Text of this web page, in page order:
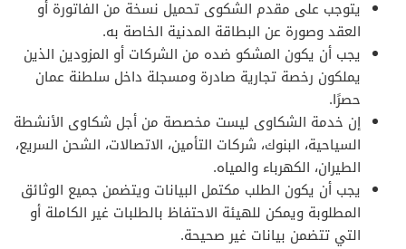
يتوجب على مقدم الشكوى تحميل نسخة من الفاتورة أو
العقد وصورة عن البطاقة المدنية الخاصة به.
يجب أن يكون المشكو ضده من الشركات أو المزودين الذين
يملكون رخصة تجارية صادرة ومسجلة داخل سلطنة عمان
حصرًا.
إن خدمة الشكاوى ليست مخصصة من أجل شكاوى الأنشطة
السياحية، البنوك، شركات التأمين، الاتصالات، الشحن السريع،
الطيران، الكهرباء والمياه.
يجب أن يكون الطلب مكتمل البيانات ويتضمن جميع الوثائق
المطلوبة ويمكن للهيئة الاحتفاظ بالطلبات غير الكاملة أو
التي تتضمن بيانات غير صحيحة.